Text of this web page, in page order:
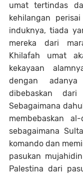
umat tertindas
kehilangan
induknya, tiada
mereka dari
Khilafah umat
kekayaan
dengan
dibebaskan dari
Sebagaimana
membebaskan
sebagaimana
komando dan
pasukan
Palestina dari